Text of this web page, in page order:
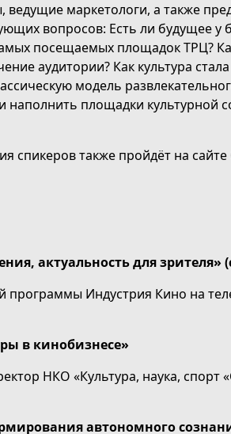
маркетологи, а также
вопросов: Есть ли будущее у
посещаемых площадок ТРЦ?
аудитории? Как культура
модель
площадки культурной
спикеров также пройдёт на сайте
актуальность для зрителя»
программы Индустрия Кино на
в кинобизнесе»
НКО «Культура, наука, спорт
автономного